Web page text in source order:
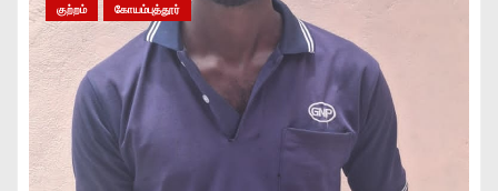
குற்றம் கோயம்புத்தூர்